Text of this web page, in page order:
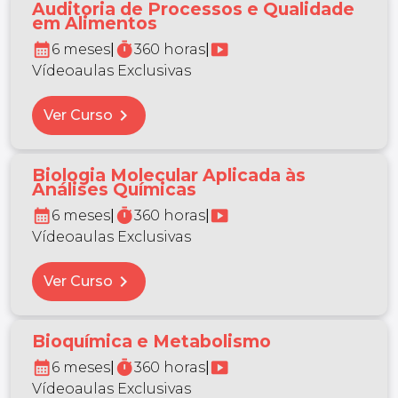
Auditoria de Processos e Qualidade
em Alimentos
calendar_month6 meses timer360 horas smart_display
Vídeoaulas Exclusivas
Ver Curso chevron_right
Biologia Molecular Aplicada às
Análises Químicas
calendar_month6 meses timer360 horas smart_display
Vídeoaulas Exclusivas
Ver Curso chevron_right
Bioquímica e Metabolismo
calendar_month6 meses timer360 horas smart_display
Vídeoaulas Exclusivas